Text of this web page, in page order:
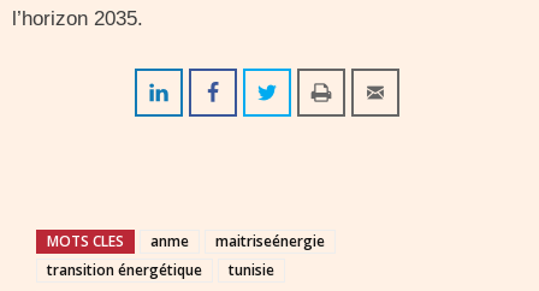
l’horizon 2035.
MOTS CLES anme
maitriseénergie
transition énergétique
tunisie